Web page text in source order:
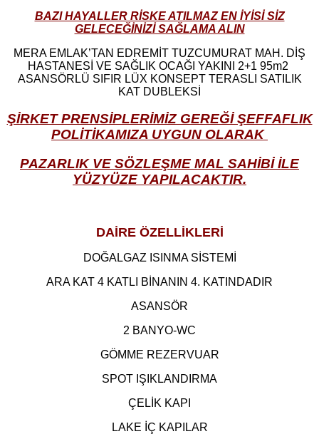
BAZI HAYALLER RİSKE ATILMAZ EN İYİSİ SİZ
GELECEĞİNİZİ SAĞLAMA ALIN
MERA EMLAK’TAN EDREMİT TUZCUMURAT MAH. DİŞ
HASTANESİ VE SAĞLIK OCAĞI YAKINI 2+1 95m2
ASANSÖRLÜ SIFIR LÜX KONSEPT TERASLI SATILIK
KAT DUBLEKSİ
ŞİRKET PRENSİPLERİMİZ GEREĞİ ŞEFFAFLIK
POLİTİKAMIZA UYGUN OLARAK
PAZARLIK VE SÖZLEŞME MAL SAHİBİ İLE
YÜZYÜZE YAPILACAKTIR.
DAİRE ÖZELLİKLERİ
DOĞALGAZ ISINMA SİSTEMİ
ARA KAT 4 KATLI BİNANIN 4. KATINDADIR
ASANSÖR
2 BANYO-WC
GÖMME REZERVUAR
SPOT IŞIKLANDIRMA
ÇELİK KAPI
LAKE İÇ KAPILAR